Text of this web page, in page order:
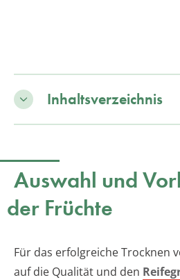
Inhaltsverzeichnis
Auswahl und
der Früchte
Für das erfolgreiche Trocknen
auf die Qualität und den